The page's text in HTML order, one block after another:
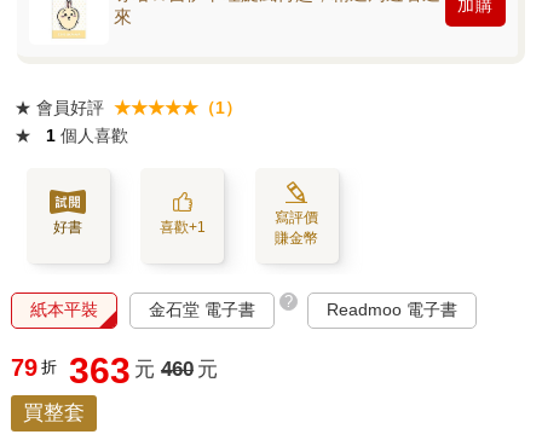
來
加購
★ 會員好評 ★★★★★（1）
★
1 個人喜歡
好書 喜歡+1
寫評價
賺金幣
紙本平裝 金石堂 電子書 ? Readmoo 電子書
79 折 363 元 460 元
買整套